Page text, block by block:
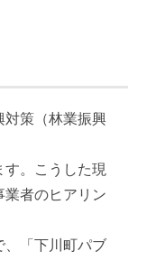
策（林業振興
。こうした現
者のヒアリン
「下川町パブ